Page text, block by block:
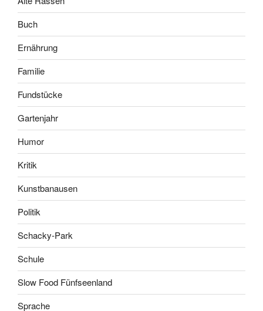
Buch
Ernährung
Familie
Fundstücke
Gartenjahr
Humor
Kritik
Kunstbanausen
Politik
Schacky-Park
Schule
Slow Food Fünfseenland
Sprache